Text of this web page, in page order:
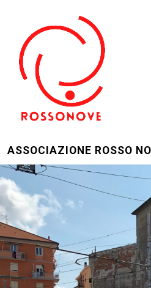
ASSOCIAZIONE ROSSO